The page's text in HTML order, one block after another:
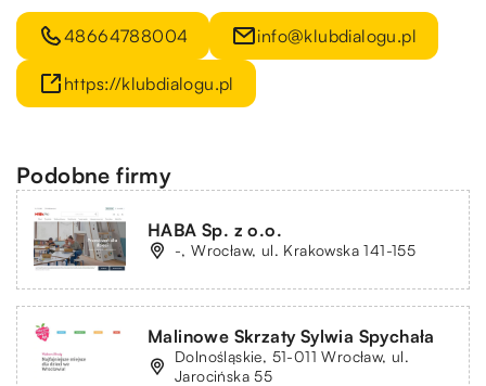
48664788004 info@klubdialogu.pl
https://klubdialogu.pl
Podobne firmy
HABA Sp. z o.o.
-, Wrocław, ul. Krakowska 141-155
Malinowe Skrzaty Sylwia Spychała
Dolnośląskie, 51-011 Wrocław, ul.
Jarocińska 55